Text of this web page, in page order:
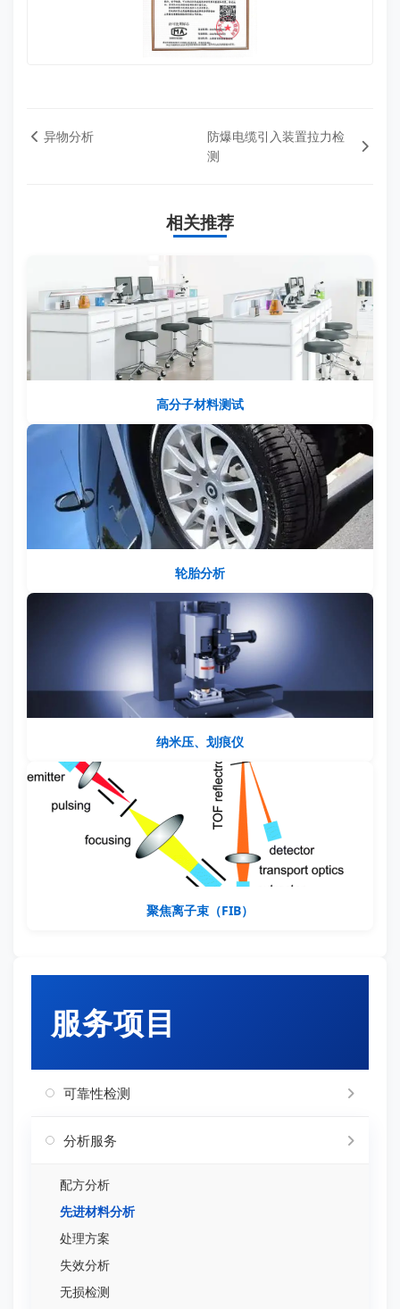
异物分析
防爆电缆引入装置拉力检
测
相关推荐
高分子材料测试
轮胎分析
纳米压、划痕仪
聚焦离子束（FIB）
服务项目
可靠性检测
分析服务
配方分析
先进材料分析
处理方案
失效分析
无损检测